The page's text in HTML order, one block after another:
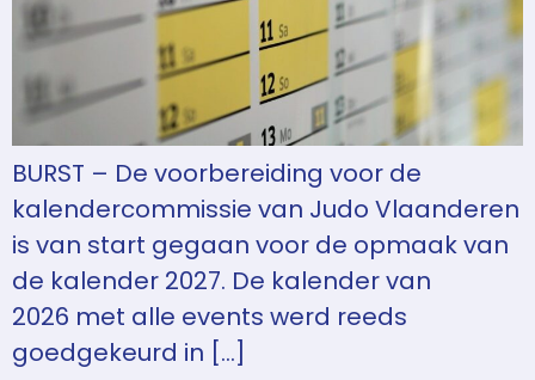
BURST – De voorbereiding voor de
kalendercommissie van Judo Vlaanderen
is van start gegaan voor de opmaak van
de kalender 2027. De kalender van
2026 met alle events werd reeds
goedgekeurd in […]